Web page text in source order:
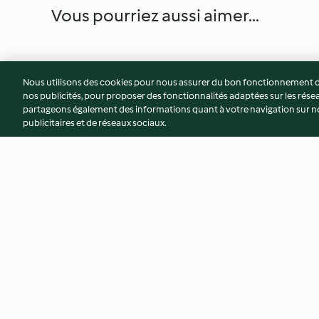
Vous pourriez aussi aimer...
Nous utilisons des cookies pour nous assurer du bon
nos publicités, pour proposer des fonctionnalités adaptées sur les
partageons également des informations quant à votre navigation sur
publicitaires et de réseaux sociaux.